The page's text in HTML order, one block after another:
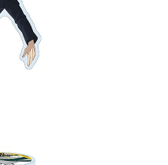
ア』10周年
ォーム
本気だす～』